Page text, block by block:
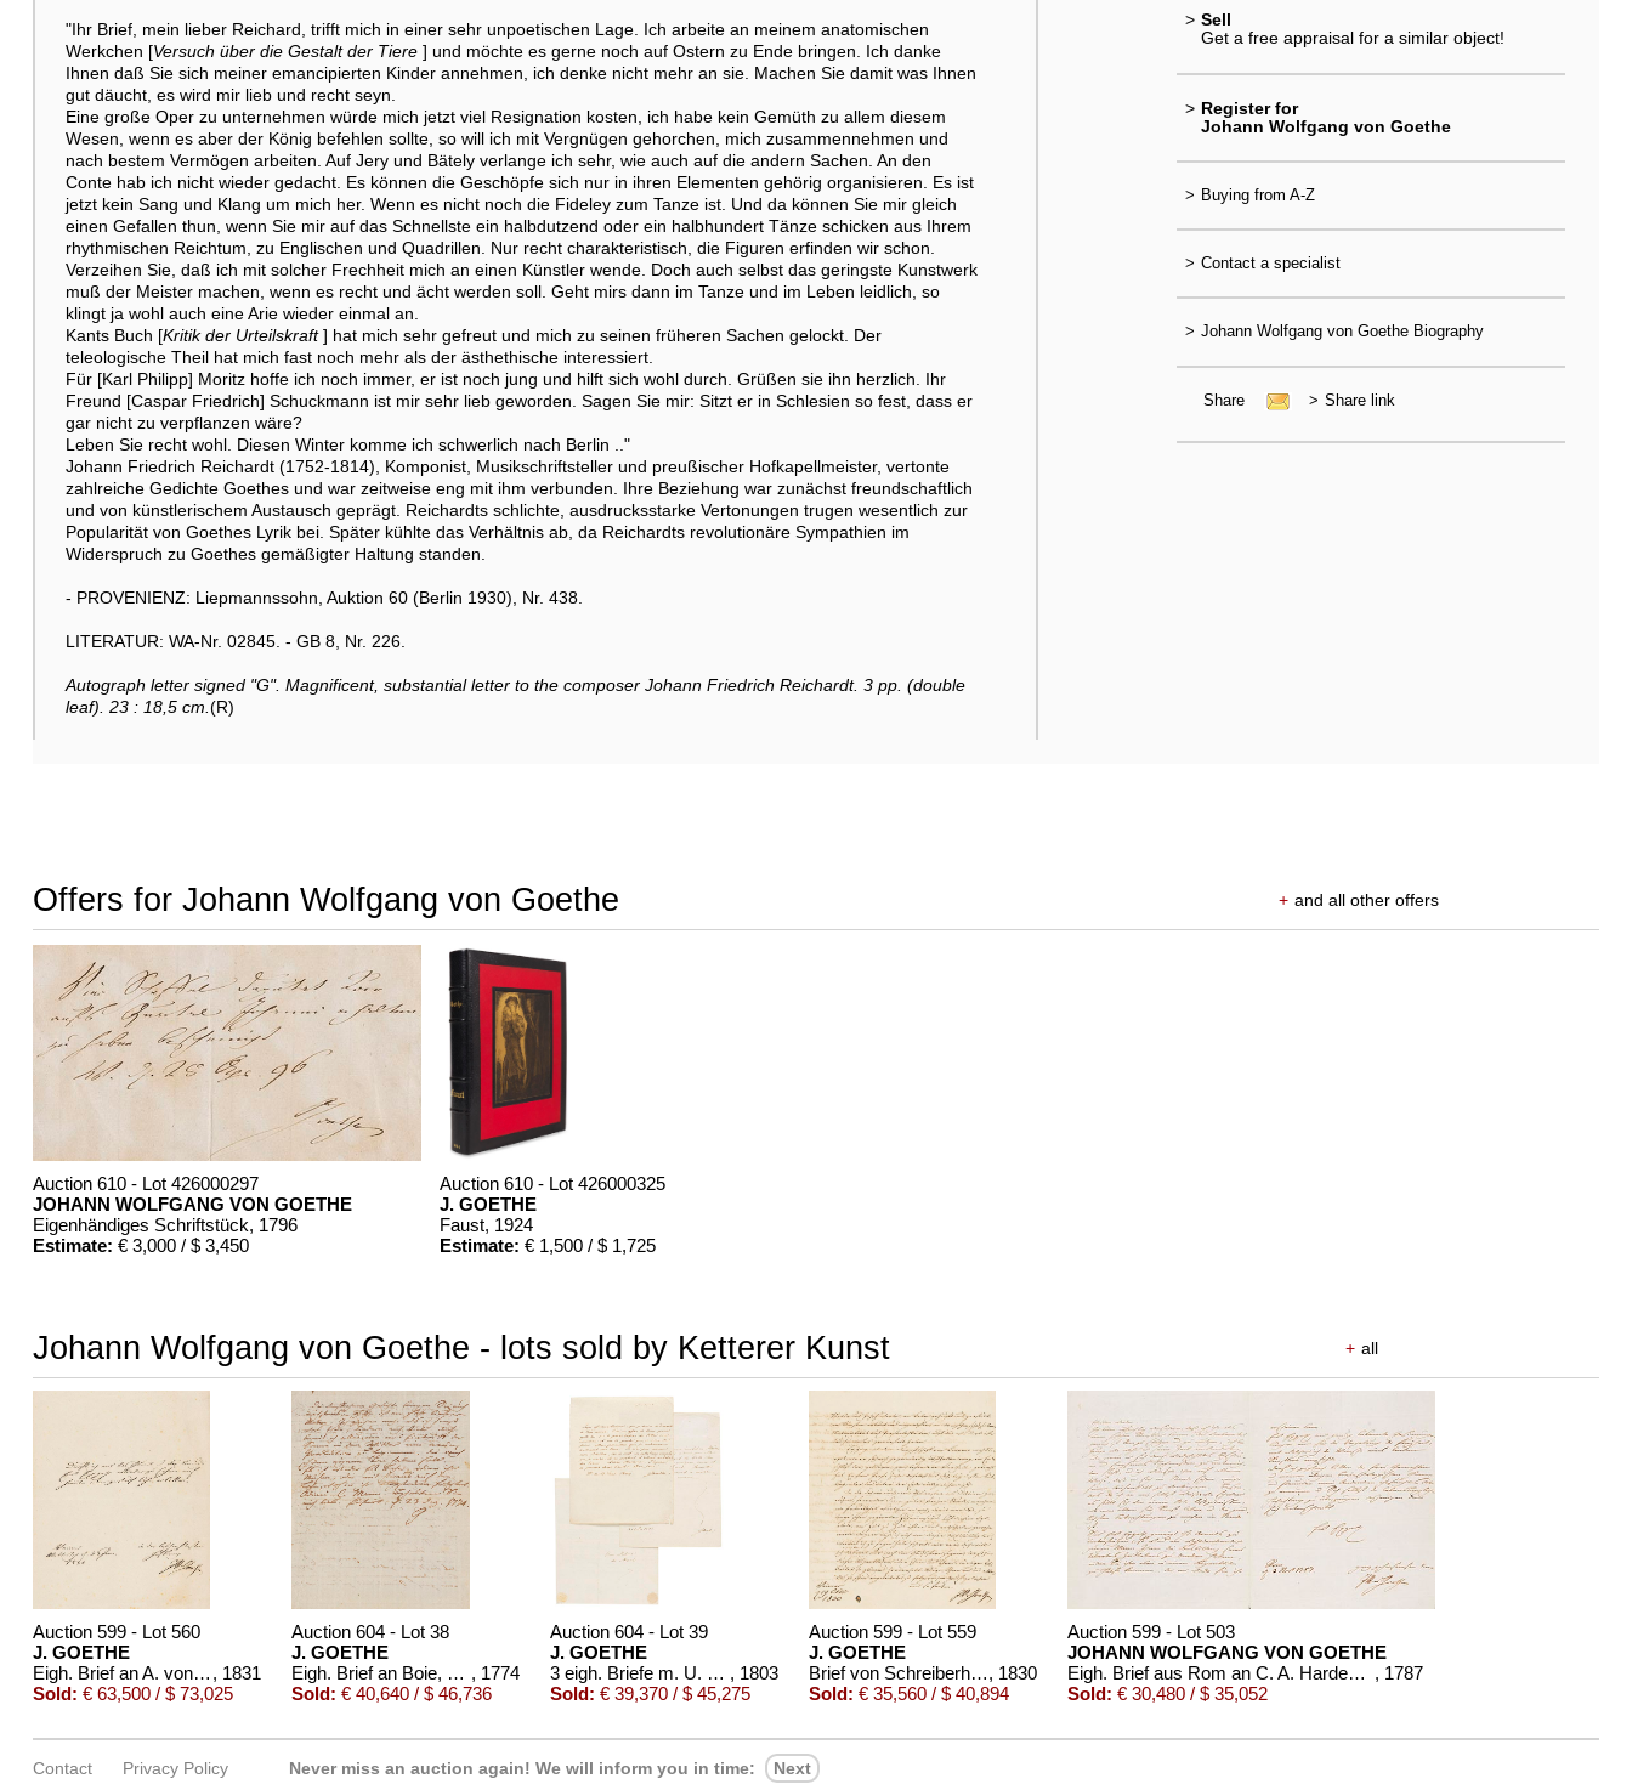
"Ihr Brief, mein lieber Reichard, trifft mich in einer sehr unpoetischen Lage. Ich arbeite an meinem anatomischen
Werkchen [Versuch über die Gestalt der Tiere] und möchte es gerne noch auf Ostern zu Ende bringen. Ich danke
Ihnen daß Sie sich meiner emancipierten Kinder annehmen, ich denke nicht mehr an sie. Machen Sie damit was Ihnen
gut däucht, es wird mir lieb und recht seyn.
Eine große Oper zu unternehmen würde mich jetzt viel Resignation kosten, ich habe kein Gemüth zu allem diesem
Wesen, wenn es aber der König befehlen sollte, so will ich mit Vergnügen gehorchen, mich zusammennehmen und
nach bestem Vermögen arbeiten. Auf Jery und Bätely verlange ich sehr, wie auch auf die andern Sachen. An den
Conte hab ich nicht wieder gedacht. Es können die Geschöpfe sich nur in ihren Elementen gehörig organisieren. Es ist
jetzt kein Sang und Klang um mich her. Wenn es nicht noch die Fideley zum Tanze ist. Und da können Sie mir gleich
einen Gefallen thun, wenn Sie mir auf das Schnellste ein halbdutzend oder ein halbhundert Tänze schicken aus Ihrem
rhythmischen Reichtum, zu Englischen und Quadrillen. Nur recht charakteristisch, die Figuren erfinden wir schon.
Verzeihen Sie, daß ich mit solcher Frechheit mich an einen Künstler wende. Doch auch selbst das geringste Kunstwerk
muß der Meister machen, wenn es recht und ächt werden soll. Geht mirs dann im Tanze und im Leben leidlich, so
klingt ja wohl auch eine Arie wieder einmal an.
Kants Buch [Kritik der Urteilskraft] hat mich sehr gefreut und mich zu seinen früheren Sachen gelockt. Der
teleologische Theil hat mich fast noch mehr als der ästhethische interessiert.
Für [Karl Philipp] Moritz hoffe ich noch immer, er ist noch jung und hilft sich wohl durch. Grüßen sie ihn herzlich. Ihr
Freund [Caspar Friedrich] Schuckmann ist mir sehr lieb geworden. Sagen Sie mir: Sitzt er in Schlesien so fest, dass er
gar nicht zu verpflanzen wäre?
Leben Sie recht wohl. Diesen Winter komme ich schwerlich nach Berlin .."
Johann Friedrich Reichardt (1752-1814), Komponist, Musikschriftsteller und preußischer Hofkapellmeister, vertonte
zahlreiche Gedichte Goethes und war zeitweise eng mit ihm verbunden. Ihre Beziehung war zunächst freundschaftlich
und von künstlerischem Austausch geprägt. Reichardts schlichte, ausdrucksstarke Vertonungen trugen wesentlich zur
Popularität von Goethes Lyrik bei. Später kühlte das Verhältnis ab, da Reichardts revolutionäre Sympathien im
Widerspruch zu Goethes gemäßigter Haltung standen.
- PROVENIENZ: Liepmannssohn, Auktion 60 (Berlin 1930), Nr. 438.
LITERATUR: WA-Nr. 02845. - GB 8, Nr. 226.
Autograph letter signed "G". Magnificent, substantial letter to the composer Johann Friedrich Reichardt. 3 pp. (double
leaf). 23 : 18,5 cm.(R)
> Sell
Get a free appraisal for a similar object!
> Register for
Johann Wolfgang von Goethe
> Buying from A-Z
> Contact a specialist
> Johann Wolfgang von Goethe Biography
Share > Share link
Offers for Johann Wolfgang von Goethe + and all other offers
Auction 610 - Lot 426000297
JOHANN WOLFGANG VON GOETHE
Eigenhändiges Schriftstück, 1796
Estimate: € 3,000 / $ 3,450
Auction 610 - Lot 426000325
J. GOETHE
Faust, 1924
Estimate: € 1,500 / $ 1,725
Johann Wolfgang von Goethe - lots sold by Ketterer Kunst + all
Auction 599 - Lot 560
J. GOETHE
Eigh. Brief an A. von Humboldt. 1/2 S. , 1831
Sold: € 63,500 / $ 73,025
Auction 604 - Lot 38
J. GOETHE
Eigh. Brief an Boie, 1774 , 1774
Sold: € 40,640 / $ 46,736
Auction 604 - Lot 39
J. GOETHE
3 eigh. Briefe m. U. an Germaine de Stael , 1803
Sold: € 39,370 / $ 45,275
Auction 599 - Lot 559
J. GOETHE
Brief von Schreiberhand an W. von Humboldt. 4 S., 1830
Sold: € 35,560 / $ 40,894
Auction 599 - Lot 503
JOHANN WOLFGANG VON GOETHE
Eigh. Brief aus Rom an C. A. Hardenberg. 3 S. , 1787
Sold: € 30,480 / $ 35,052
Contact Privacy Policy Never miss an auction again! We will inform you in time: Next